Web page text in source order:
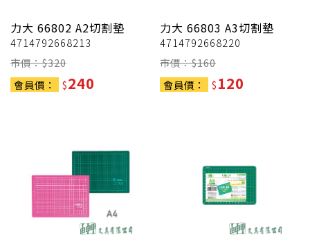
力大 66802 A2切割墊
4714792668213
市價：$320
會員價：
$240
力大 66803 A3切割墊
4714792668220
市價：$160
會員價：
$120